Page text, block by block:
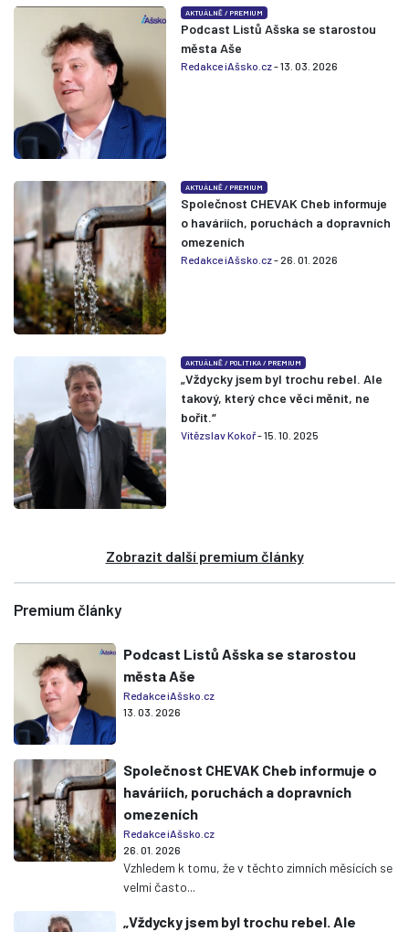
AKTUÁLNĚ /PREMIUM
Podcast Listů Ašska se starostou
města Aše
Redakce iAšsko.cz- 13. 03. 2026
AKTUÁLNĚ /PREMIUM
Společnost CHEVAK Cheb informuje
o haváriích, poruchách a dopravních
omezeních
Redakce iAšsko.cz- 26. 01. 2026
AKTUÁLNĚ /POLITIKA /PREMIUM
„Vždycky jsem byl trochu rebel. Ale
takový, který chce věci měnit, ne
bořit.“
Vítězslav Kokoř- 15. 10. 2025
Zobrazit další premium články
Premium články
Podcast Listů Ašska se starostou
města Aše
Redakce iAšsko.cz
13. 03. 2026
Společnost CHEVAK Cheb informuje o
haváriích, poruchách a dopravních
omezeních
Redakce iAšsko.cz
26. 01. 2026
Vzhledem k tomu, že v těchto zimních měsících se
velmi často...
„Vždycky jsem byl trochu rebel. Ale